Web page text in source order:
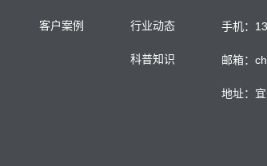
客户案例 行业动态
科普知识
手机：
邮箱：
地址：